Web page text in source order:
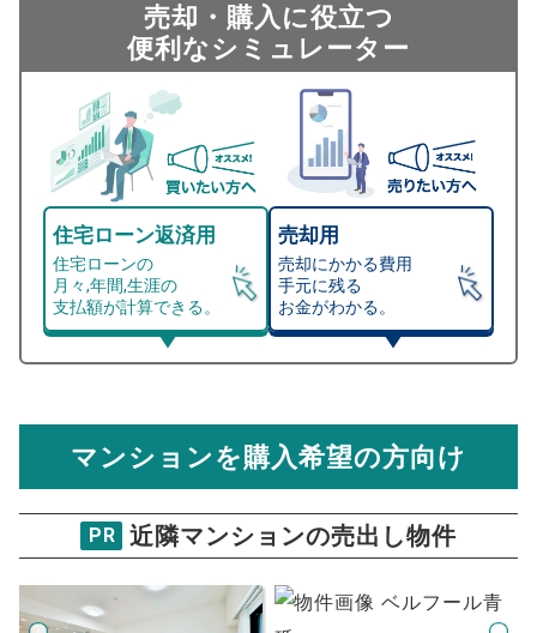
売却・購入に役立つ
便利なシミュレーター
住宅ローン返済用
住宅ローンの
月々,年間,生涯の
支払額が計算できる。
売却用
売却にかかる費用
手元に残る
お金がわかる。
総支払額シミュレーション
計算できます。
物件価格
万円
ご希望の
年
マンション売却シミュレーター
から売却にかかる諸経費が自動で算出され、手元に残る
金額がわかります。
ザ・パークハウス青砥
試算条件 78㎡・10階
マンションを購入希望の方向け
PR 近隣マンションの売出し物件